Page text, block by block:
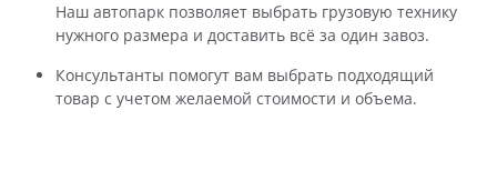
Наш автопарк позволяет выбрать грузовую технику
нужного размера и доставить всё за один завоз.
Консультанты помогут вам выбрать подходящий
товар с учетом желаемой стоимости и объема.